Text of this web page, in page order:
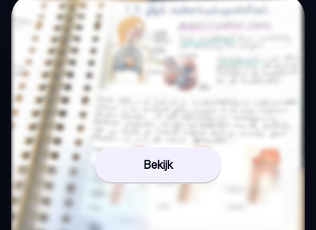
Bekijk